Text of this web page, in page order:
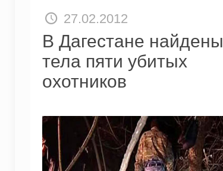
27.02.2012
В Дагестане найдены
тела пяти убитых
охотников